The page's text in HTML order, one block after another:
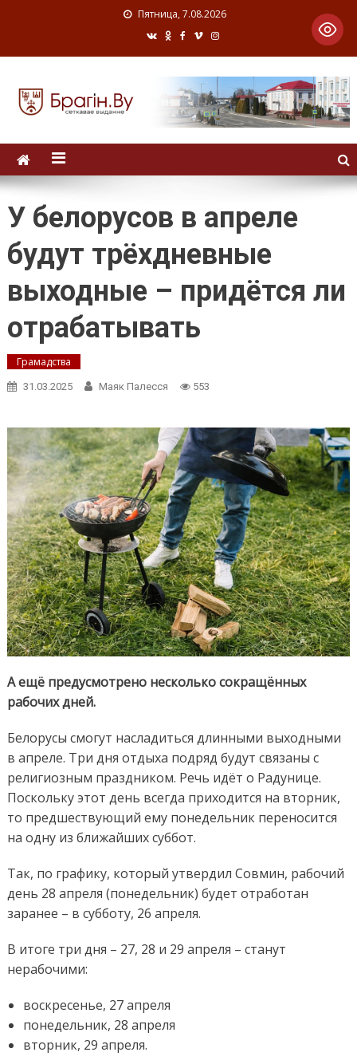
Пятница, 7.08.2026
У белорусов в апреле
будут трёхдневные
выходные – придётся ли
отрабатывать
Грамадства
31.03.2025 Маяк Палесся 553
А ещё предусмотрено несколько сокращённых
рабочих дней.
Белорусы смогут насладиться длинными выходными
в апреле. Три дня отдыха подряд будут связаны с
религиозным праздником. Речь идёт о Радунице.
Поскольку этот день всегда приходится на вторник,
то предшествующий ему понедельник переносится
на одну из ближайших суббот.
Так, по графику, который утвердил Совмин, рабочий
день 28 апреля (понедельник) будет отработан
заранее – в субботу, 26 апреля.
В итоге три дня – 27, 28 и 29 апреля – станут
нерабочими:
воскресенье, 27 апреля
понедельник, 28 апреля
вторник, 29 апреля.